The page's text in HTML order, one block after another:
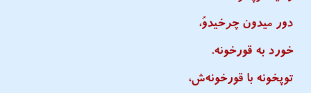
دور میدون چرخیدوُ،
خورد به قورخونه.
توپخونه با قورخونه‌ش،